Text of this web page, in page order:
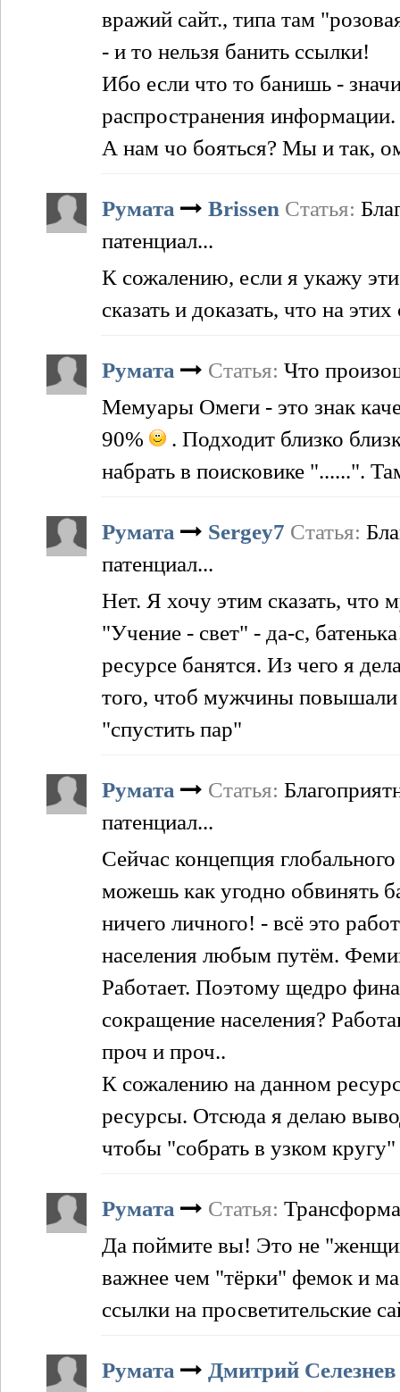
вражий сайт., типа там
- и то нельзя банить ссылки!
Ибо если что то банишь -
распространения информации.
А нам чо бояться? Мы и так,
Румата Brissen Статья:
патенциал...
К сожалению, если я укажу
сказать и доказать, что на
Румата Статья: Что
Мемуары Омеги - это знак
90%
. Подходит близко
набрать в поисковике "......".
Румата Sergey7 Статья:
патенциал...
Нет. Я хочу этим сказать,
"Учение - свет" - да-с,
ресурсе банятся. Из чего я
того, чтоб мужчины повышали
"спустить пар"
Румата Статья:
патенциал...
Сейчас концепция
можешь как угодно обвинять
ничего личного! - всё это
населения любым путём.
Работает. Поэтому щедро
сокращение населения?
проч и проч..
К сожалению на данном
ресурсы. Отсюда я делаю
чтобы "собрать в узком
Румата Статья:
Да поймите вы! Это не
важнее чем "тёрки" фемок и
ссылки на просветительские
Румата
Дмитрий Селезнев